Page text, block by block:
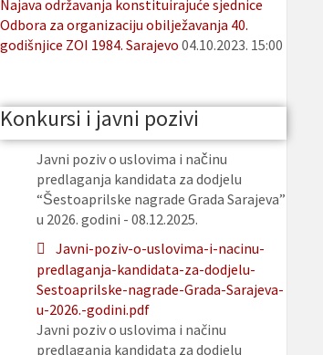
Najava održavanja konstituirajuće sjednice
Odbora za organizaciju obilježavanja 40.
godišnjice ZOI 1984. Sarajevo 04.10.2023. 15:00
Konkursi i javni pozivi
Javni poziv o uslovima i načinu
predlaganja kandidata za dodjelu
“Šestoaprilske nagrade Grada Sarajeva”
u 2026. godini - 08.12.2025.
Javni-poziv-o-uslovima-i-nacinu-
predlaganja-kandidata-za-dodjelu-
Sestoaprilske-nagrade-Grada-Sarajeva-
u-2026.-godini.pdf
Javni poziv o uslovima i načinu
predlaganja kandidata za dodjelu